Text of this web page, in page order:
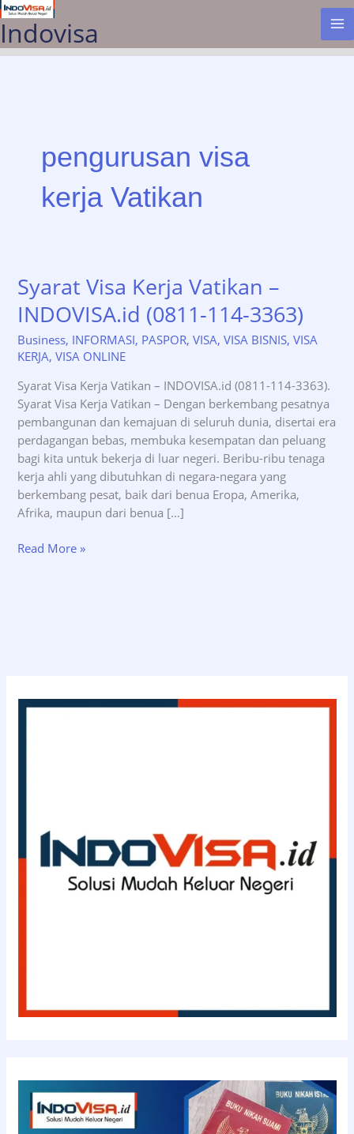
Lewati
ke
konten
Indovisa
pengurusan visa
kerja Vatikan
Syarat Visa Kerja Vatikan –
INDOVISA.id (0811-114-3363)
Business, INFORMASI, PASPOR,VISA,VISA BISNIS,VISA
KERJA,VISA ONLINE
Syarat Visa Kerja Vatikan – INDOVISA.id (0811-114-3363).
Syarat Visa Kerja Vatikan – Dengan berkembang pesatnya
pembangunan dan kemajuan di seluruh dunia, disertai era
perdagangan bebas, membuka kesempatan dan peluang
bagi kita untuk bekerja di luar negeri. Beribu-ribu tenaga
kerja ahli yang dibutuhkan di negara-negara yang
berkembang pesat, baik dari benua Eropa, Amerika,
Afrika, maupun dari benua […]
Syarat
Read More »